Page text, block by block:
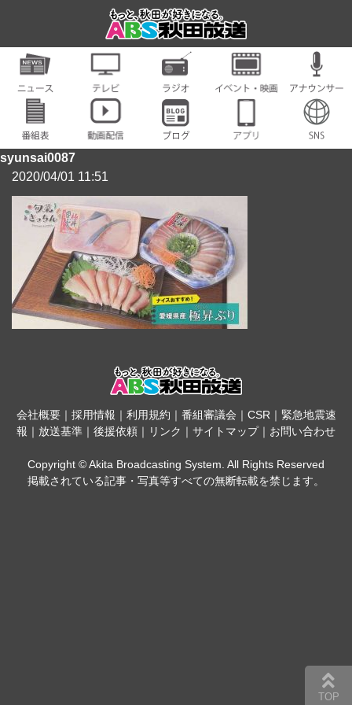
syunsai0087
2020/04/01 11:51
会社概要｜ 採用情報 ｜ 利用規約 ｜ 番組審議会 ｜ CSR｜ 緊急地震速
報 ｜ 放送基準 ｜ 後援依頼 ｜ リンク ｜ サイトマップ｜ お問い合わせ
Copyright © Akita Broadcasting System. All Rights Reserved
掲載されている記事・写真等すべての無断転載を禁じます。